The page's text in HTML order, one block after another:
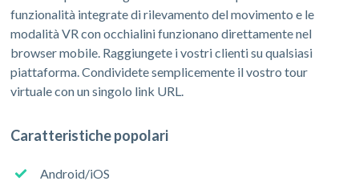
funzionalità integrate di rilevamento del movimento e le
modalità VR con occhialini funzionano direttamente nel
browser mobile. Raggiungete i vostri clienti su qualsiasi
piattaforma. Condividete semplicemente il vostro tour
virtuale con un singolo link URL.
Caratteristiche popolari
Android/iOS